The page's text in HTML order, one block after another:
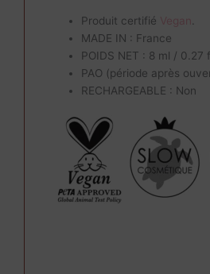
Produit certifié Vegan
MADE IN : France
POIDS NET : 8 ml / 0.27
PAO (période après
RECHARGEABLE : Non